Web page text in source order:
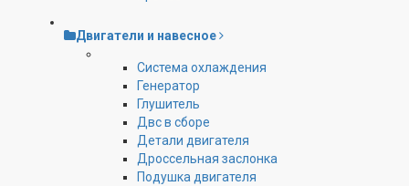
Двигатели и навесное
Cистема охлаждения
Генератор
Глушитель
Двс в сборе
Детали двигателя
Дроссельная заслонка
Подушка двигателя